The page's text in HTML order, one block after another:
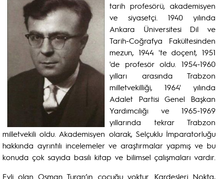
tarih profesörü, akademisyen
ve siyasetçi. 1940 yılında
Ankara Üniversitesi Dil ve
Tarih-Coğrafya Fakültesinden
mezun, 1944 'te doçent, 1951
'de profesör oldu. 1954-1960
yılları arasında Trabzon
milletvekilliği, 1964' yılında
Adalet Partisi Genel Başkan
Yardımcılığı ve 1965-1969
yıllarında tekrar Trabzon
milletvekili oldu. Akademisyen olarak, Selçuklu İmparatorluğu
hakkında ayrıntılı incelemeler ve araştırmalar yapmış ve bu
konuda çok sayıda basılı kitap ve bilimsel çalışmaları vardır.
Evli olan Osman Turan’ın çocuğu yoktur. Kardeşleri Nokta,